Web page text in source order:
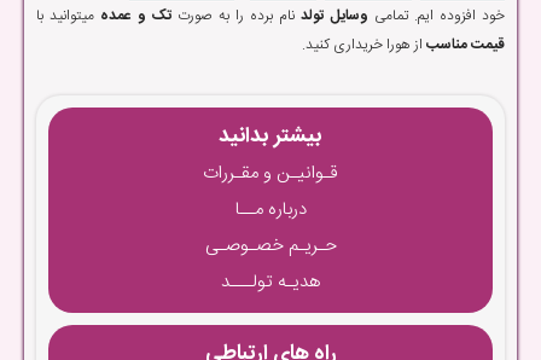
خود افزوده ایم. تمامی وسایل تولد نام برده را به صورت تک و عمده میتوانید با
قیمت مناسب از هورا خریداری کنید.
بیشتر بدانید
قـوانیـن و مقـررات
درباره مــا
حـریـم خصـوصـی
هدیـه تولـــد